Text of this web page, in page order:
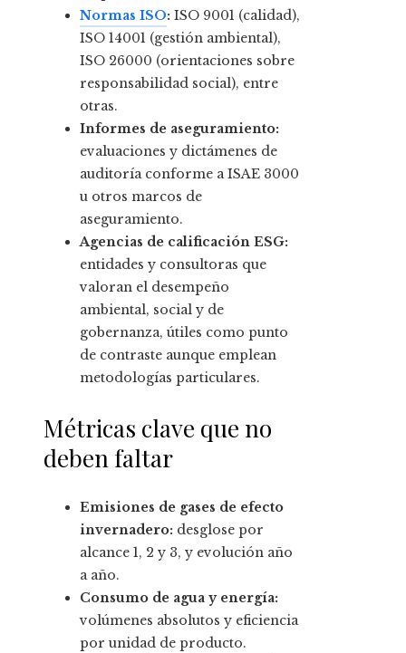
Normas ISO: ISO 9001 (calidad),
ISO 14001 (gestión ambiental),
ISO 26000 (orientaciones sobre
responsabilidad social), entre
otras.
Informes de aseguramiento:
evaluaciones y dictámenes de
auditoría conforme a ISAE 3000
u otros marcos de
aseguramiento.
Agencias de calificación ESG:
entidades y consultoras que
valoran el desempeño
ambiental, social y de
gobernanza, útiles como punto
de contraste aunque emplean
metodologías particulares.
Métricas clave que no
deben faltar
Emisiones de gases de efecto
invernadero: desglose por
alcance 1, 2 y 3, y evolución año
a año.
Consumo de agua y energía:
volúmenes absolutos y eficiencia
por unidad de producto.